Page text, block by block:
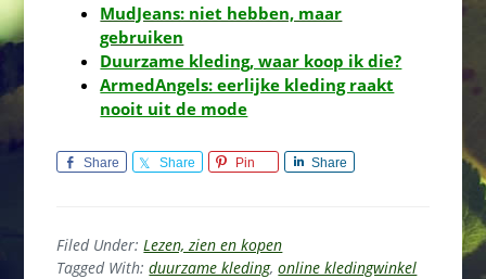
MudJeans: niet hebben, maar
gebruiken
Duurzame kleding, waar koop ik die?
ArmedAngels: eerlijke kleding raakt
nooit uit de mode
Share Share Pin Share
Filed Under: Lezen, zien en kopen
Tagged With:duurzame kleding,online kledingwinkel